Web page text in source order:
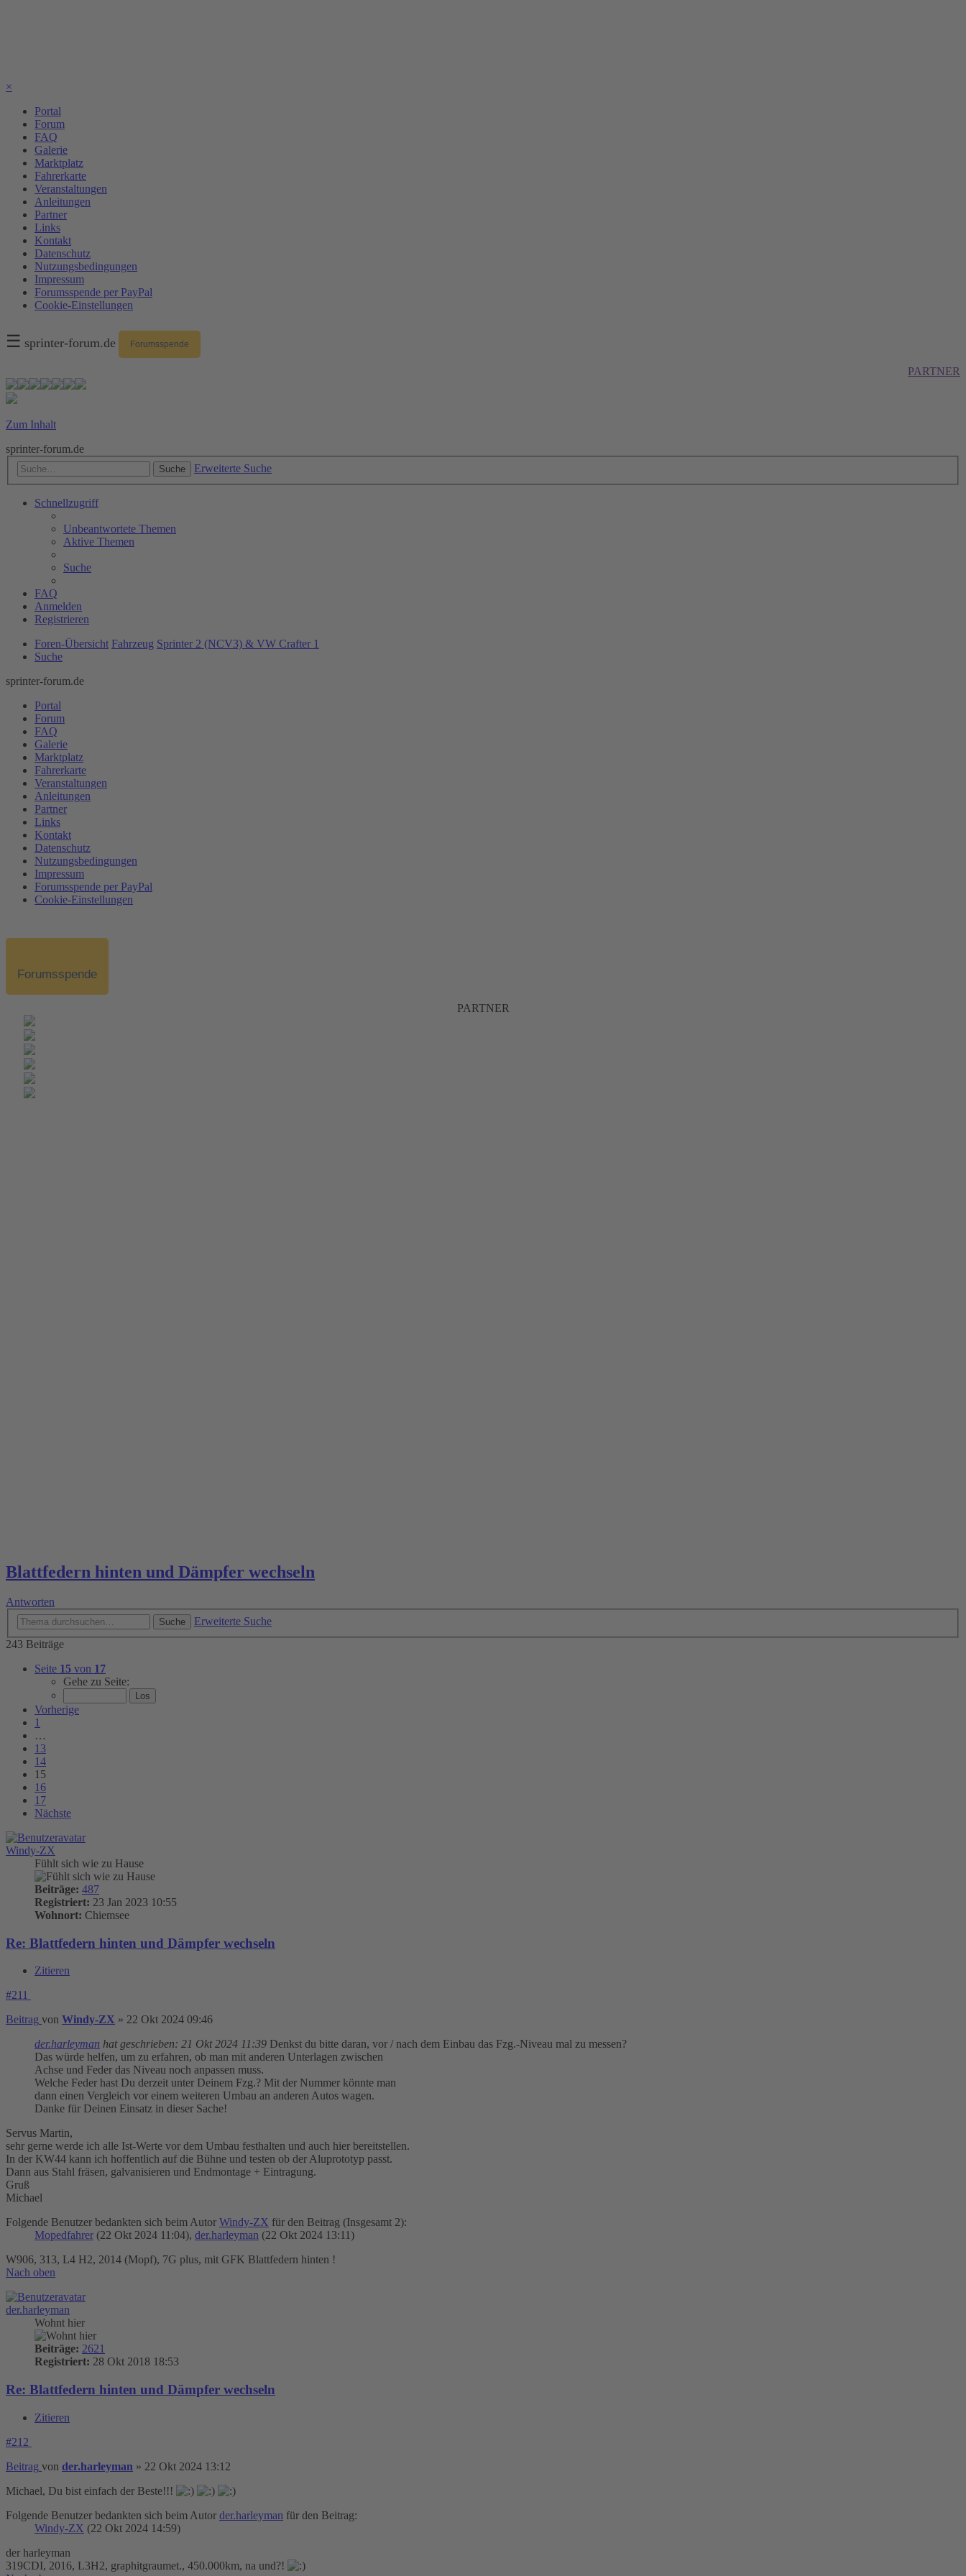
×
Portal
Forum
FAQ
Galerie
Marktplatz
Fahrerkarte
Veranstaltungen
Anleitungen
Partner
Links
Kontakt
Datenschutz
Nutzungsbedingungen
Impressum
Forumsspende per PayPal
Cookie-Einstellungen
☰ sprinter-forum.de Forumsspende
PARTNER
Zum Inhalt
sprinter-forum.de
Suche Erweiterte Suche
Schnellzugriff
Unbeantwortete Themen
Aktive Themen
Suche
FAQ
Anmelden
Registrieren
Foren-Übersicht Fahrzeug Sprinter 2 (NCV3) & VW Crafter 1
Suche
sprinter-forum.de
Portal
Forum
FAQ
Galerie
Marktplatz
Fahrerkarte
Veranstaltungen
Anleitungen
Partner
Links
Kontakt
Datenschutz
Nutzungsbedingungen
Impressum
Forumsspende per PayPal
Cookie-Einstellungen
Forumsspende
PARTNER
Blattfedern hinten und Dämpfer wechseln
Antworten
Suche
Erweiterte Suche
243 Beiträge
Seite 15 von 17
Gehe zu Seite:
Vorherige
1
…
13
14
15
16
17
Nächste
Windy-ZX
Fühlt sich wie zu Hause
Beiträge: 487
Registriert: 23 Jan 2023 10:55
Wohnort: Chiemsee
Re: Blattfedern hinten und Dämpfer wechseln
Zitieren
#211
Beitrag von Windy-ZX » 22 Okt 2024 09:46
der.harleyman hat geschrieben: 21 Okt 2024 11:39 Denkst du bitte daran, vor / nach dem Einbau das Fzg.-Niveau mal zu messen?
Das würde helfen, um zu erfahren, ob man mit anderen Unterlagen zwischen
Achse und Feder das Niveau noch anpassen muss.
Welche Feder hast Du derzeit unter Deinem Fzg.? Mit der Nummer könnte man
dann einen Vergleich vor einem weiteren Umbau an anderen Autos wagen.
Danke für Deinen Einsatz in dieser Sache!
Servus Martin,
sehr gerne werde ich alle Ist-Werte vor dem Umbau festhalten und auch hier bereitstellen.
In der KW44 kann ich hoffentlich auf die Bühne und testen ob der Aluprototyp passt.
Dann aus Stahl fräsen, galvanisieren und Endmontage + Eintragung.
Gruß
Michael
Folgende Benutzer bedankten sich beim Autor Windy-ZX für den Beitrag (Insgesamt 2):
Mopedfahrer (22 Okt 2024 11:04), der.harleyman (22 Okt 2024 13:11)
W906, 313, L4 H2, 2014 (Mopf), 7G plus, mit GFK Blattfedern hinten !
Nach oben
der.harleyman
Wohnt hier
Beiträge: 2621
Registriert: 28 Okt 2018 18:53
Re: Blattfedern hinten und Dämpfer wechseln
Zitieren
#212
Beitrag von der.harleyman » 22 Okt 2024 13:12
Michael, Du bist einfach der Beste!!!
Folgende Benutzer bedankten sich beim Autor der.harleyman für den Beitrag:
Windy-ZX (22 Okt 2024 14:59)
der harleyman
319CDI, 2016, L3H2, graphitgraumet., 450.000km, na und?!